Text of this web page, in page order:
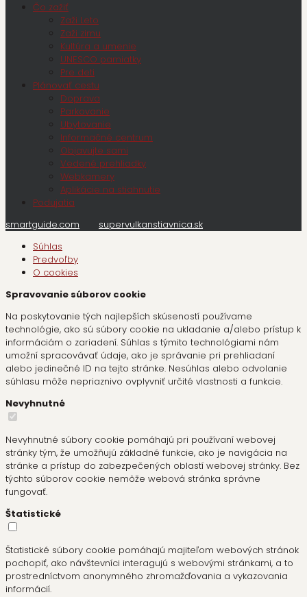
Čo zažiť
Zaži Leto
Zaži zimu
Kultúra a umenie
UNESCO pamiatky
Pre deti
Plánovať cestu
Doprava
Parkovanie
Ubytovanie
Informačné centrum
Objavujte sami
Vedené prehliadky
Webkamery
Aplikácie na stiahnutie
Podujatia
smartguide.com
supervulkanstiavnica.sk
Súhlas
Predvoľby
O cookies
Spravovanie súborov cookie
Na poskytovanie tých najlepších skúseností používame
technológie, ako sú súbory cookie na ukladanie a/alebo prístup k
informáciám o zariadení. Súhlas s týmito technológiami nám
umožní spracovávať údaje, ako je správanie pri prehliadaní
alebo jedinečné ID na tejto stránke. Nesúhlas alebo odvolanie
súhlasu môže nepriaznivo ovplyvniť určité vlastnosti a funkcie.
Nevyhnutné
Nevyhnutné súbory cookie pomáhajú pri používaní webovej
stránky tým, že umožňujú základné funkcie, ako je navigácia na
stránke a prístup do zabezpečených oblastí webovej stránky. Bez
týchto súborov cookie nemôže webová stránka správne
fungovať.
Štatistické
Štatistické súbory cookie pomáhajú majiteľom webových stránok
pochopiť, ako návštevníci interagujú s webovými stránkami, a to
prostredníctvom anonymného zhromažďovania a vykazovania
informácií.